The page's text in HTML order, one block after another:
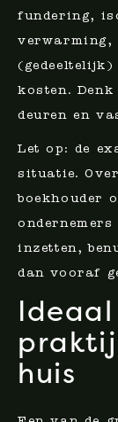
fundering,
verwarming,
kosten.
deuren en
Let op: de
situatie.
boekhouder
inzetten,
dan vooraf
huis